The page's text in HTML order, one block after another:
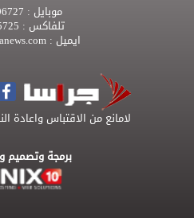
موبايل :
تلفاكس :
ايميل :
لامانع من الاقتباس واعادة
برمجة وتصميم